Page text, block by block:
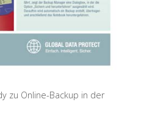
zu Online-Backup in der